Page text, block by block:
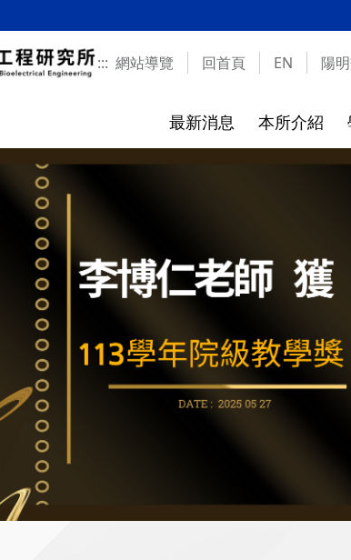
::: 網站導覽 回首頁 EN 陽
最新消息 本所介紹
智慧醫電工程研究所成員
所辦公室
專任師資
合聘及兼任師資
客/講座及退休教授
本所學生
實驗室介紹影片
碩班甄試入學
115學年甄試招生簡章
表格文件下載
2月提早入學
115學年考試招
表格文件下載
畢業口試
畢業口試流程
畢業口試懶人包
延後公開申請說明
課程列表
環安教育訓練課
畢業生流向調查
意見回饋